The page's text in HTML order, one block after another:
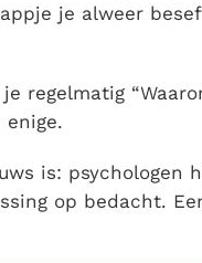
je alweer
regelmatig
is: psychologen
op bedacht.